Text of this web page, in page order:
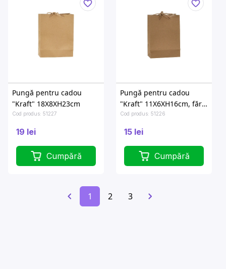
Pungă pentru cadou
"Kraft" 18X8XH23cm
Cod produs: 51227
19 lei
Cumpără
Pungă pentru cadou
"Kraft" 11X6XH16cm, fără
desen
Cod produs: 51226
15 lei
Cumpără
1 2 3